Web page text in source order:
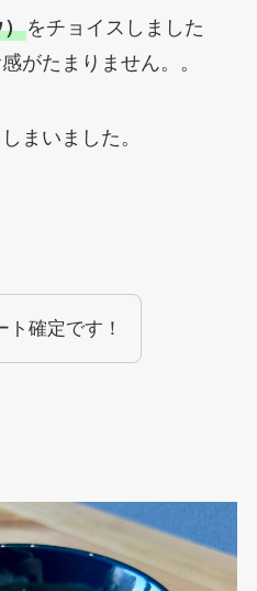
）をチョイスしました
がたまりません。。
まいました。
確定です！